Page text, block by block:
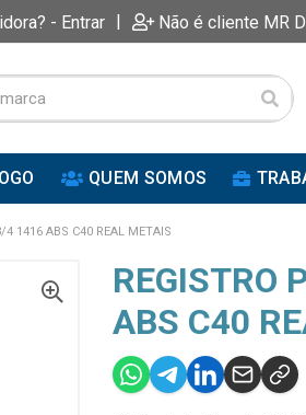
- Entrar | Não é cliente MR
QUEM SOMOS
1416 ABS C40 REAL METAIS
REGISTRO
ABS C40